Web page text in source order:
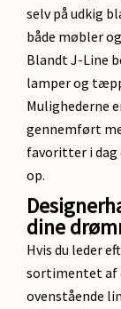
selv på udkig
både møbler
Blandt J-Line
lamper og
Mulighederne
gennemført
favoritter i
op.
dine
Hvis du leder
sortimentet af
ovenstående